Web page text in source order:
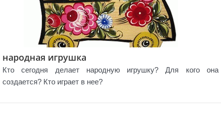
народная игрушка
Кто сегодня делает народную игрушку? Для кого она
создается? Кто играет в нее?